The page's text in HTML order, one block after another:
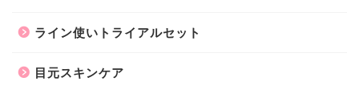
ライン使いトライアルセット
目元スキンケア